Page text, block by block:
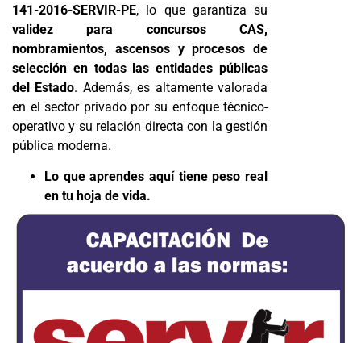
141-2016-SERVIR-PE, lo que garantiza su
validez para concursos CAS,
nombramientos, ascensos y procesos de
selección en todas las entidades públicas
del Estado. Además, es altamente valorada
en el sector privado por su enfoque técnico-
operativo y su relación directa con la gestión
pública moderna.
Lo que aprendes aquí tiene peso real
en tu hoja de vida.